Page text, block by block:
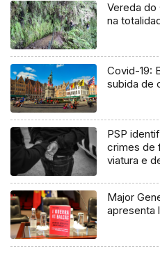
Vereda do
na
Covid-19:
subida de
PSP
crimes de
viatura e
Major
apresenta